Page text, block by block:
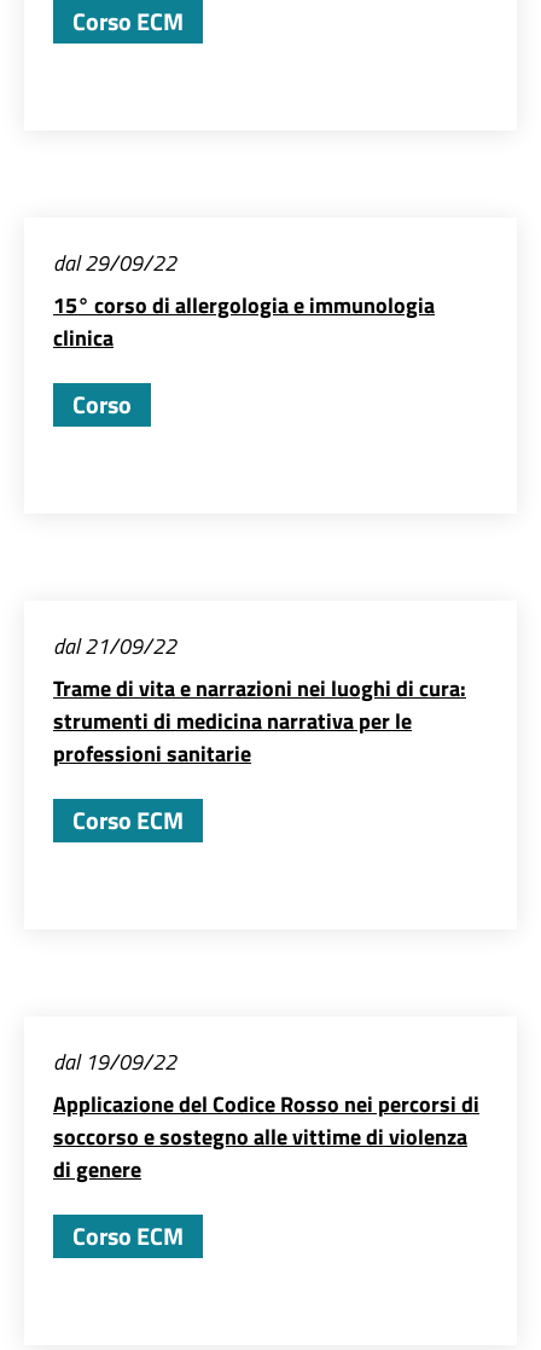
Corso ECM
dal 29/09/22
15° corso di allergologia e immunologia
clinica
Corso
dal 21/09/22
Trame di vita e narrazioni nei luoghi di cura:
strumenti di medicina narrativa per le
professioni sanitarie
Corso ECM
dal 19/09/22
Applicazione del Codice Rosso nei percorsi di
soccorso e sostegno alle vittime di violenza
di genere
Corso ECM